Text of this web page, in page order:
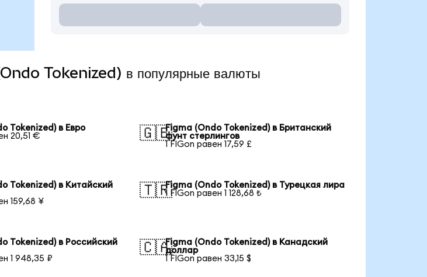
(Ondo Tokenized) в популярные валюты
Tokenized) в Евро
20,51 €
🇬🇧Figma (Ondo Tokenized) в Британский
фунт стерлингов
1 FIGon равен 17,59 £
Tokenized) в Китайский
159,68 ¥
🇹🇷Figma (Ondo Tokenized) в Турецкая лира
1 FIGon равен 1 128,68 ₺
Tokenized) в Российский
1 948,35 ₽
🇨🇦Figma (Ondo Tokenized) в Канадский
доллар
1 FIGon равен 33,15 $